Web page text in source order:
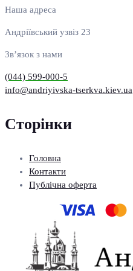
Наша адреса
Андріївський узвіз 23
Зв’язок з нами
(044) 599-000-5
info@andriyivska-tserkva.kiev.ua
Сторінки
Головна
Контакти
Публічна оферта